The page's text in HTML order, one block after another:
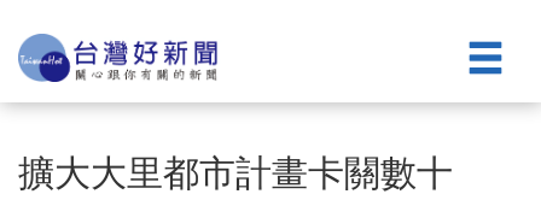
擴大大里都市計畫卡關數十